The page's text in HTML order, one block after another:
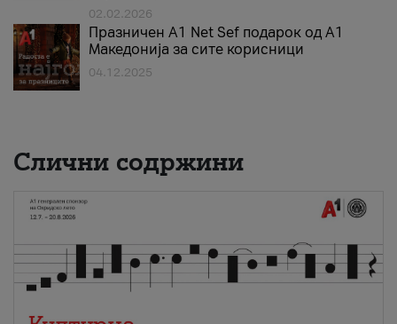
02.02.2026
Празничен A1 Net Sеf подарок од А1
Македонија за сите корисници
04.12.2025
Слични содржини